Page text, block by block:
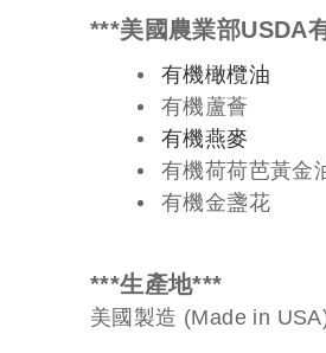
***美國農業部USDA
有機橄欖油
有機蘆薈
有機燕麥
有機荷荷芭黃金
有機金盞花
***生產地***
美國製造 (Made in